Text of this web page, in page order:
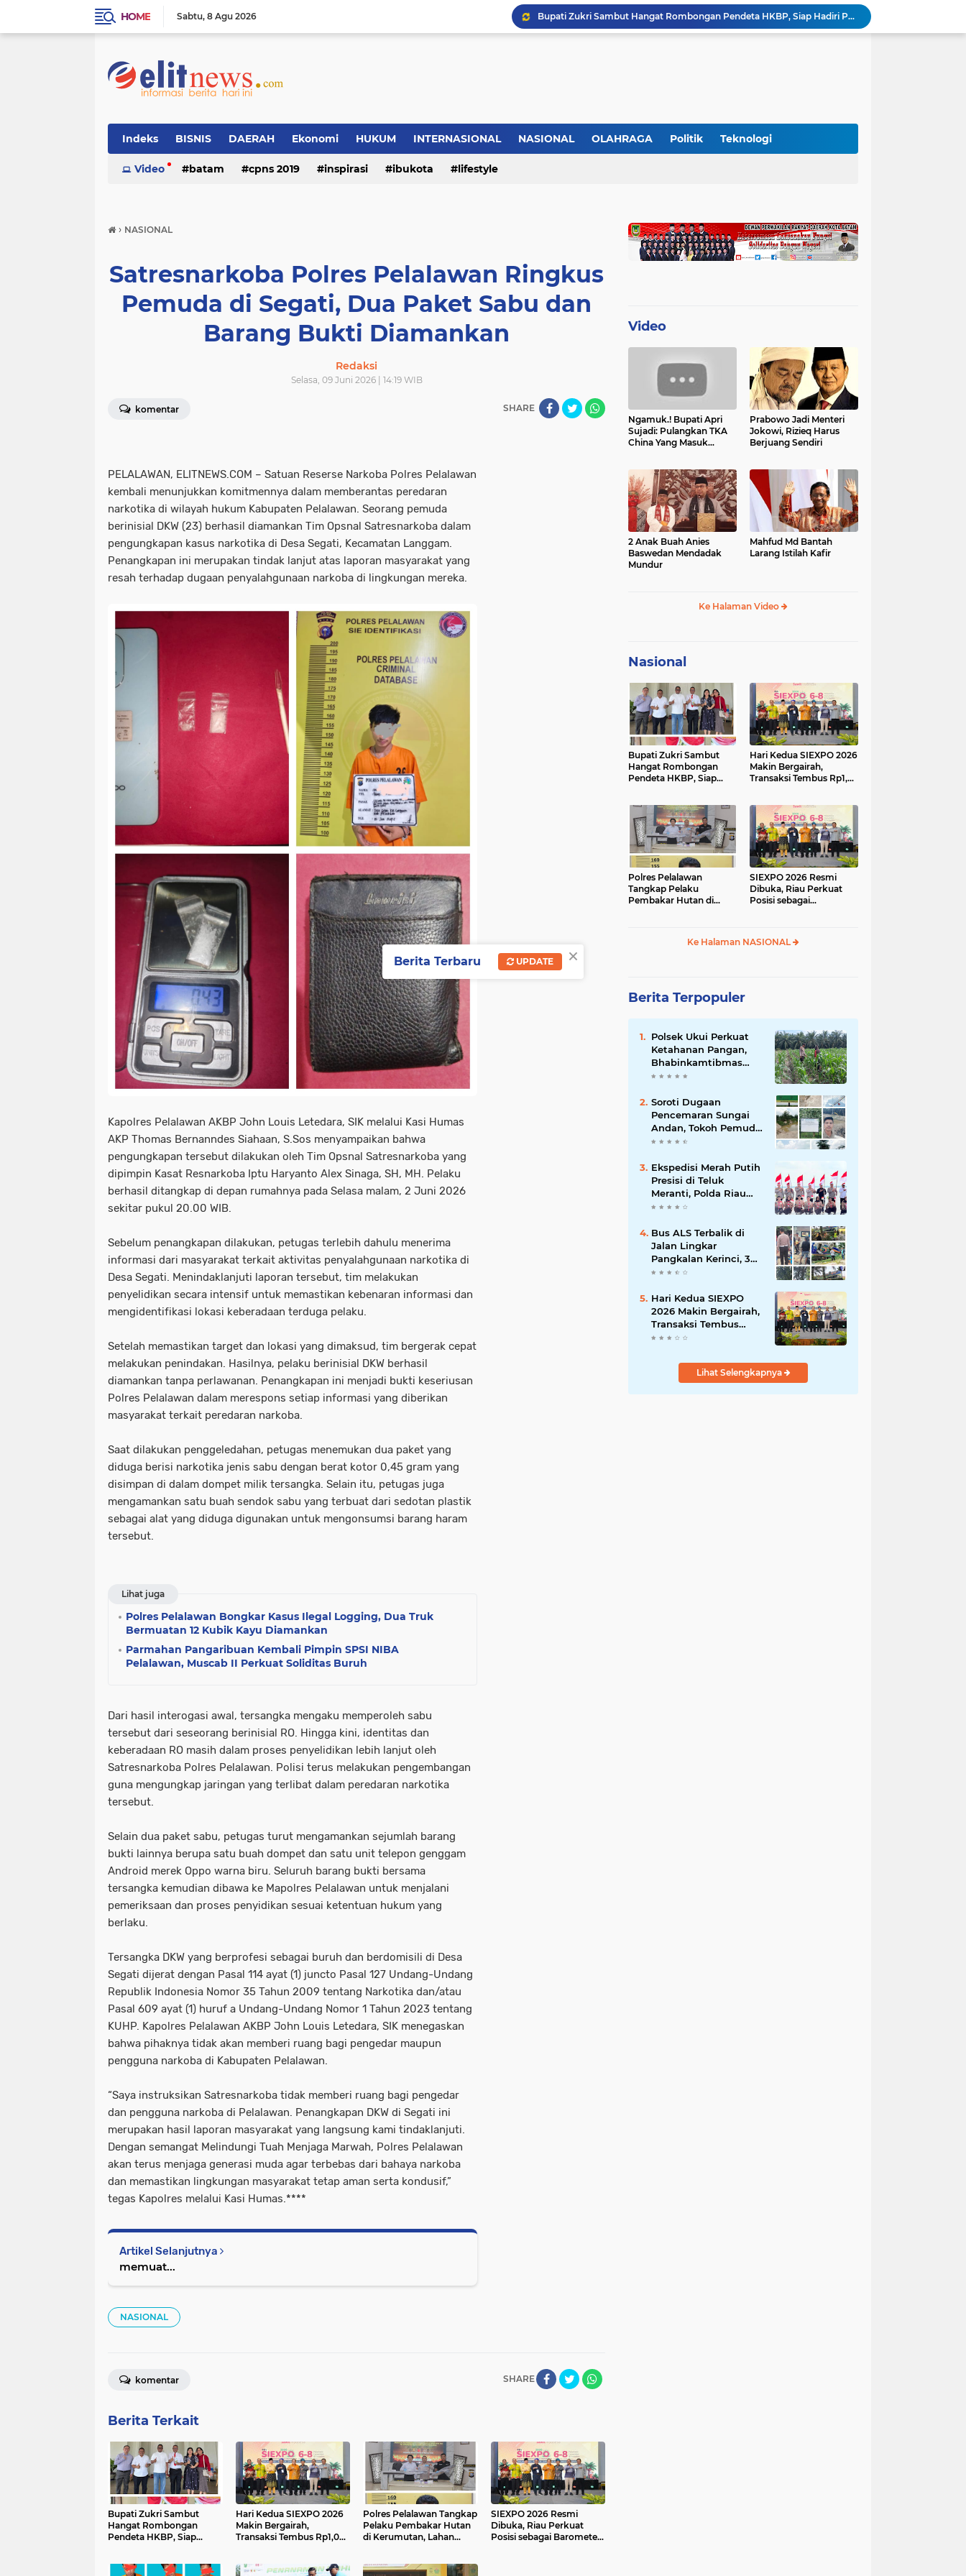
HOME Sabtu 8 Agu 2026
Bupati Zukri Sambut Hangat Rombongan Pendeta HKBP, Siap Hadiri Perayaan HUT ke-29 HKBP Maduma
Hari Kedua SIEXPO 2026 Makin Bergairah, Transaksi Tembus Rp1,05 Miliar dan Dorongan Palm Oil Institute Menguat
SIEXPO 2026 Resmi Ditutup, Menteri Bappenas Tegaskan Hilirisasi Sawit Jadi Kunci Kemajuan Ekonomi Nasional
Indeks BISNIS DAERAH Ekonomi HUKUM INTERNASIONAL NASIONAL OLAHRAGA Politik Teknologi
Video batam cpns 2019 inspirasi ibukota lifestyle
› NASIONAL
Satresnarkoba Polres Pelalawan Ringkus
Pemuda di Segati, Dua Paket Sabu dan
Barang Bukti Diamankan
Redaksi
Selasa, 09 Juni 2026 | 14:19 WIB
komentar SHARE
PELALAWAN, ELITNEWS.COM – Satuan Reserse Narkoba Polres Pelalawan
kembali menunjukkan komitmennya dalam memberantas peredaran
narkotika di wilayah hukum Kabupaten Pelalawan. Seorang pemuda
berinisial DKW (23) berhasil diamankan Tim Opsnal Satresnarkoba dalam
pengungkapan kasus narkotika di Desa Segati, Kecamatan Langgam.
Penangkapan ini merupakan tindak lanjut atas laporan masyarakat yang
resah terhadap dugaan penyalahgunaan narkoba di lingkungan mereka.
Kapolres Pelalawan AKBP John Louis Letedara, SIK melalui Kasi Humas
AKP Thomas Bernanndes Siahaan, S.Sos menyampaikan bahwa
pengungkapan tersebut dilakukan oleh Tim Opsnal Satresnarkoba yang
dipimpin Kasat Resnarkoba Iptu Haryanto Alex Sinaga, SH, MH. Pelaku
berhasil ditangkap di depan rumahnya pada Selasa malam, 2 Juni 2026
sekitar pukul 20.00 WIB.
Sebelum penangkapan dilakukan, petugas terlebih dahulu menerima
informasi dari masyarakat terkait aktivitas penyalahgunaan narkotika di
Desa Segati. Menindaklanjuti laporan tersebut, tim melakukan
penyelidikan secara intensif untuk memastikan kebenaran informasi dan
mengidentifikasi lokasi keberadaan terduga pelaku.
Setelah memastikan target dan lokasi yang dimaksud, tim bergerak cepat
melakukan penindakan. Hasilnya, pelaku berinisial DKW berhasil
diamankan tanpa perlawanan. Penangkapan ini menjadi bukti keseriusan
Polres Pelalawan dalam merespons setiap informasi yang diberikan
masyarakat terkait peredaran narkoba.
Saat dilakukan penggeledahan, petugas menemukan dua paket yang
diduga berisi narkotika jenis sabu dengan berat kotor 0,45 gram yang
disimpan di dalam dompet milik tersangka. Selain itu, petugas juga
mengamankan satu buah sendok sabu yang terbuat dari sedotan plastik
sebagai alat yang diduga digunakan untuk mengonsumsi barang haram
tersebut.
Lihat juga
Polres Pelalawan Bongkar Kasus Ilegal Logging, Dua Truk
Bermuatan 12 Kubik Kayu Diamankan
Parmahan Pangaribuan Kembali Pimpin SPSI NIBA
Pelalawan, Muscab II Perkuat Soliditas Buruh
Dari hasil interogasi awal, tersangka mengaku memperoleh sabu
tersebut dari seseorang berinisial RO. Hingga kini, identitas dan
keberadaan RO masih dalam proses penyelidikan lebih lanjut oleh
Satresnarkoba Polres Pelalawan. Polisi terus melakukan pengembangan
guna mengungkap jaringan yang terlibat dalam peredaran narkotika
tersebut.
Selain dua paket sabu, petugas turut mengamankan sejumlah barang
bukti lainnya berupa satu buah dompet dan satu unit telepon genggam
Android merek Oppo warna biru. Seluruh barang bukti bersama
tersangka kemudian dibawa ke Mapolres Pelalawan untuk menjalani
pemeriksaan dan proses penyidikan sesuai ketentuan hukum yang
berlaku.
Tersangka DKW yang berprofesi sebagai buruh dan berdomisili di Desa
Segati dijerat dengan Pasal 114 ayat (1) juncto Pasal 127 Undang-Undang
Republik Indonesia Nomor 35 Tahun 2009 tentang Narkotika dan/atau
Pasal 609 ayat (1) huruf a Undang-Undang Nomor 1 Tahun 2023 tentang
KUHP. Kapolres Pelalawan AKBP John Louis Letedara, SIK menegaskan
bahwa pihaknya tidak akan memberi ruang bagi pengedar maupun
pengguna narkoba di Kabupaten Pelalawan.
“Saya instruksikan Satresnarkoba tidak memberi ruang bagi pengedar
dan pengguna narkoba di Pelalawan. Penangkapan DKW di Segati ini
merupakan hasil laporan masyarakat yang langsung kami tindaklanjuti.
Dengan semangat Melindungi Tuah Menjaga Marwah, Polres Pelalawan
akan terus menjaga generasi muda agar terbebas dari bahaya narkoba
dan memastikan lingkungan masyarakat tetap aman serta kondusif,”
tegas Kapolres melalui Kasi Humas.****
Artikel Selanjutnya
memuat...
NASIONAL
SHARE
komentar
Berita Terkait
Bupati Zukri Sambut
Hangat Rombongan
Pendeta HKBP, Siap
Hari Kedua SIEXPO 2026
Makin Bergairah,
Transaksi Tembus Rp1,05
Polres Pelalawan Tangkap
Pelaku Pembakar Hutan
di Kerumutan, Lahan
SIEXPO 2026 Resmi
Dibuka, Riau Perkuat
Posisi sebagai Barometer
Video
Ngamuk.! Bupati Apri
Sujadi: Pulangkan TKA
China Yang Masuk
Prabowo Jadi Menteri
Jokowi, Rizieq Harus
Berjuang Sendiri
2 Anak Buah Anies
Baswedan Mendadak
Mundur
Mahfud Md Bantah
Larang Istilah Kafir
Ke Halaman Video
Nasional
Bupati Zukri Sambut
Hangat Rombongan
Pendeta HKBP, Siap
Hari Kedua SIEXPO 2026
Makin Bergairah,
Transaksi Tembus Rp1,05
Menguat
Polres Pelalawan
Tangkap Pelaku
Pembakar Hutan di
SIEXPO 2026 Resmi
Dibuka, Riau Perkuat
Posisi sebagai
Ke Halaman NASIONAL
Berita Terpopuler
Polsek Ukui Perkuat
Ketahanan Pangan,
Bhabinkamtibmas
Pantau Pertumbuhan
Air Hitam
Soroti Dugaan
Pencemaran Sungai
Andan, Tokoh Pemuda
Desak Investigasi PT
Ekspedisi Merah Putih
Presisi di Teluk
Meranti, Polda Riau
dan Polres Pelalawan
Demi Negeri
Bus ALS Terbalik di
Jalan Lingkar
Pangkalan Kerinci, 34
Penumpang Selamat,
Ringan
Hari Kedua SIEXPO
2026 Makin Bergairah,
Transaksi Tembus
Rp1,05 Miliar dan
Institute Menguat
Lihat Selengkapnya
×
Berita Terbaru UPDATE